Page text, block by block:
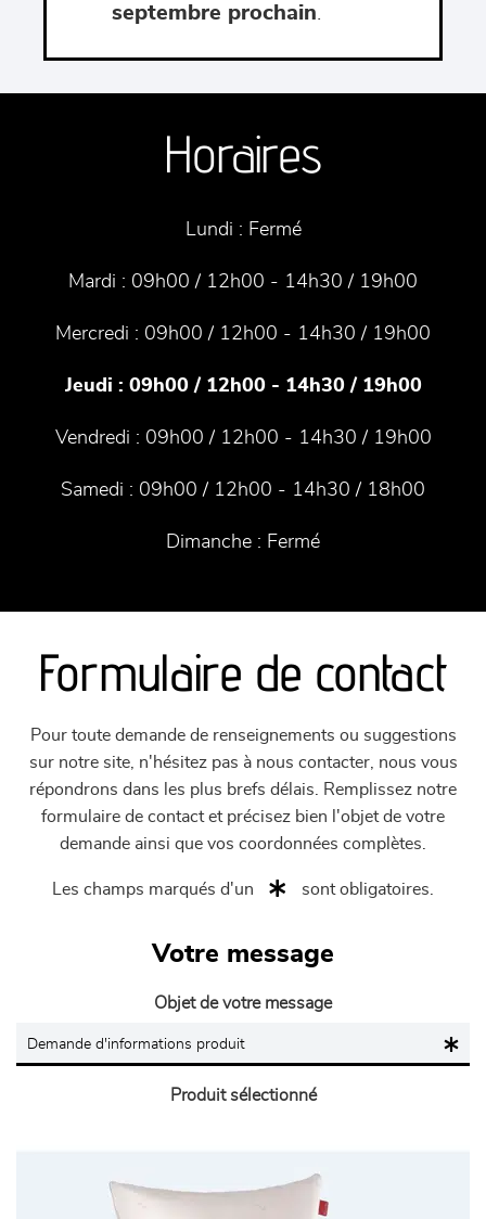
septembre prochain.
Horaires
Lundi : Fermé
Mardi : 09h00 / 12h00 - 14h30 / 19h00
Mercredi : 09h00 / 12h00 - 14h30 / 19h00
Jeudi : 09h00 / 12h00 - 14h30 / 19h00
Vendredi : 09h00 / 12h00 - 14h30 / 19h00
Samedi : 09h00 / 12h00 - 14h30 / 18h00
Dimanche : Fermé
Formulaire de contact
Pour toute demande de renseignements ou suggestions
sur notre site, n'hésitez pas à nous contacter, nous vous
répondrons dans les plus brefs délais. Remplissez notre
formulaire de contact et précisez bien l'objet de votre
demande ainsi que vos coordonnées complètes.
Les champs marqués d'un sont obligatoires.
Votre message
Objet de votre message
Produit sélectionné